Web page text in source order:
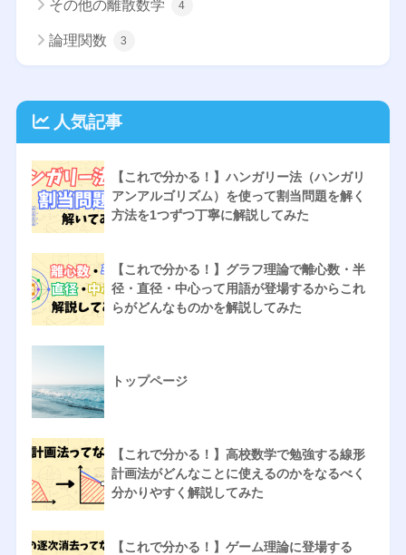
その他の離散数学 4
論理関数 3
人気記事
【これで分かる！】ハンガリー法（ハンガリ
アンアルゴリズム）を使って割当問題を解く
方法を1つずつ丁寧に解説してみた
【これで分かる！】グラフ理論で離心数・半
径・直径・中心って用語が登場するからこれ
らがどんなものかを解説してみた
トップページ
【これで分かる！】高校数学で勉強する線形
計画法がどんなことに使えるのかをなるべく
分かりやすく解説してみた
【これで分かる！】ゲーム理論に登場する